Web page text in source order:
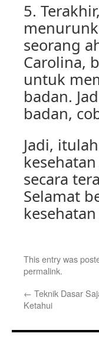
5.
seorang
Carolina,
untuk
badan.
badan,
Jadi,
secara
Selamat
This entry was
permalink.
← Teknik Dasar
Ketahui